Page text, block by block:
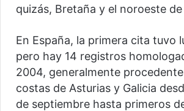
quizás, Bretaña y el noroeste
En España, la primera cita tuvo
pero hay 14 registros
2004, generalmente
costas de Asturias y Galicia
de septiembre hasta primeros